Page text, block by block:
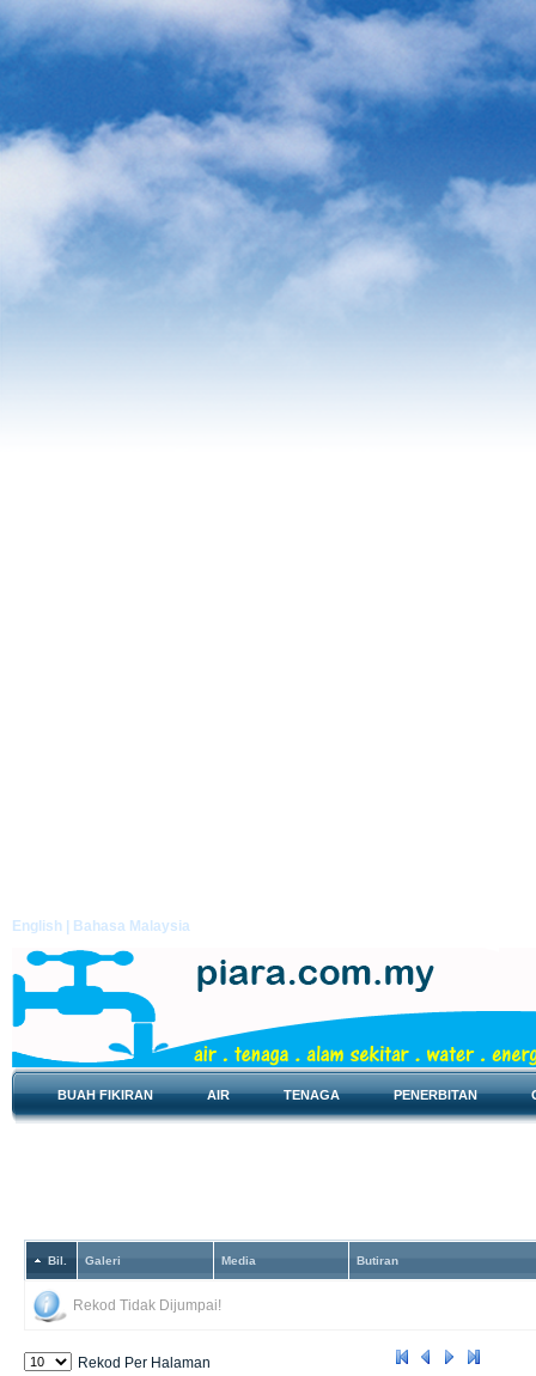
English | Bahasa Malaysia
BUAH FIKIRAN AIR TENAGA PENERBITAN
Bil. Galeri Media Butiran
Rekod Tidak Dijumpai!
Rekod Per Halaman